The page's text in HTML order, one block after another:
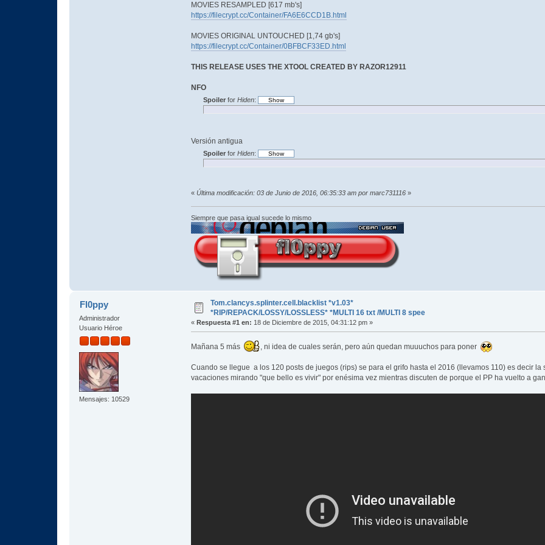
MOVIES RESAMPLED [617 mb's]
https://filecrypt.cc/Container/FA6E6CCD1B.html
MOVIES ORIGINAL UNTOUCHED [1,74 gb's]
https://filecrypt.cc/Container/0BFBCF33ED.html
THIS RELEASE USES THE XTOOL CREATED BY RAZOR12911
NFO
Spoilerfor Hiden:
Versión antigua
Spoilerfor Hiden:
« Última modificación: 03 de Junio de 2016, 06:35:33 am por marc731116»
Siempre que pasa igual sucede lo mismo
Fl0ppy
Administrador
Usuario Héroe
Mensajes: 10529
Tom.clancys.splinter.cell.blacklist *v1.03*
*RIP/REPACK/LOSSY/LOSSLESS* *MULTI 16 txt /MULTI 8 spee
« Respuesta #1 en: 18 de Diciembre de 2015, 04:31:12 pm »
Mañana 5 más , ni idea de cuales serán, pero aún quedan muuuchos para poner
Cuando se llegue a los 120 posts de juegos (rips) se para el grifo hasta el 2016 (llevamos 110) es decir
vacaciones mirando "que bello es vivir" por enésima vez mientras discuten de porque el PP ha vuelto a